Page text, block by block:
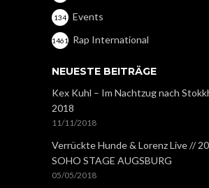
Events
134
Rap International
1461
NEUESTE BEITRÄGE
Kex Kuhl – Im Nachtzug nach
2018
11/11/2018
Verrückte Hunde & Lorenz Live //
SOHO STAGE AUGSBURG
05/05/2018